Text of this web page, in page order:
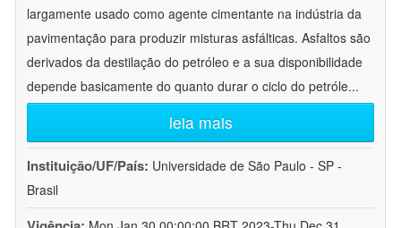
largamente usado como agente cimentante na indústria da
pavimentação para produzir misturas asfálticas. Asfaltos são
derivados da destilação do petróleo e a sua disponibilidade
depende basicamente do quanto durar o ciclo do petróle...
leia mais
Instituição/UF/País: Universidade de São Paulo - SP -
Brasil